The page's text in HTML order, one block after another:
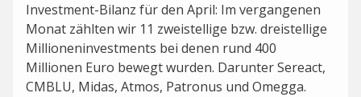
Investment-Bilanz für den April: Im vergangenen
Monat zählten wir 11 zweistellige bzw. dreistellige
Millioneninvestments bei denen rund 400
Millionen Euro bewegt wurden. Darunter Sereact,
CMBLU, Midas, Atmos, Patronus und Omegga.